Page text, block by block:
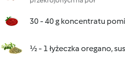
30 - 40 g koncentratu
½ - 1 łyżeczka oregano,